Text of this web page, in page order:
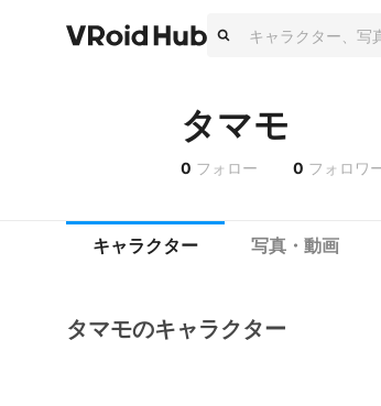
タマモ
0 フォロー 0 フォロワ
キャラクター 写真・動画
タマモのキャラクター